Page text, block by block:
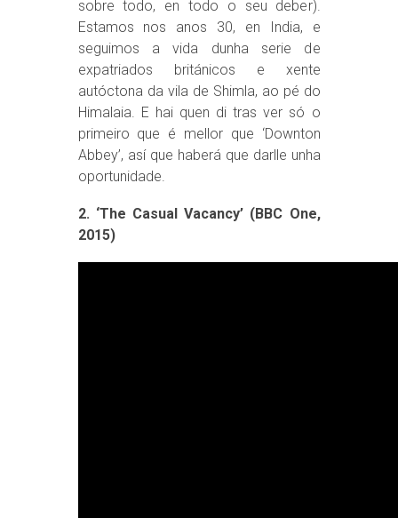
sobre todo, en todo o seu deber).
Estamos nos anos 30, en India, e
seguimos a vida dunha serie de
expatriados británicos e xente
autóctona da vila de Shimla, ao pé do
Himalaia. E hai quen di tras ver só o
primeiro que é mellor que ‘Downton
Abbey’, así que haberá que darlle unha
oportunidade.
2. ‘The Casual Vacancy’ (BBC One,
2015)